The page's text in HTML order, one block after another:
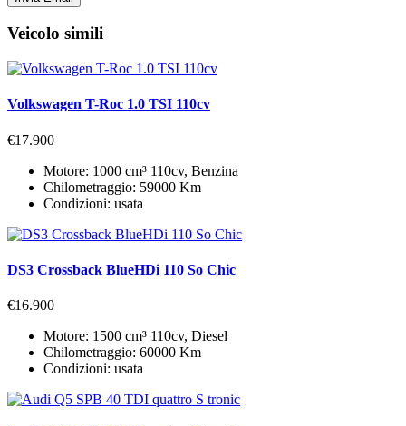
Veicolo simili
Volkswagen T-Roc 1.0 TSI 110cv
€17.900
Motore: 1000 cm³ 110cv, Benzina
Chilometraggio: 59000 Km
Condizioni: usata
DS3 Crossback BlueHDi 110 So Chic
€16.900
Motore: 1500 cm³ 110cv, Diesel
Chilometraggio: 60000 Km
Condizioni: usata